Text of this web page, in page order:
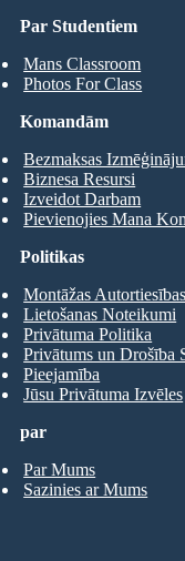
Par Studentiem
Mans Classroom
Photos For Class
Komandām
Bezmaksas
Biznesa Resursi
Izveidot Darbam
Pievienojies Mana
par
Par Mums
Sazinies ar Mums
Politikas
Montāžas
Lietošanas Noteikumi
Privātuma Politika
Privātums un Drošība
Pieejamība
Jūsu Privātuma Izvēles